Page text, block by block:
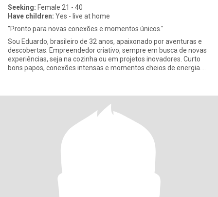
Seeking: Female 21 - 40
Have children: Yes - live at home
"Pronto para novas conexões e momentos únicos."
Sou Eduardo, brasileiro de 32 anos, apaixonado por aventuras e
descobertas. Empreendedor criativo, sempre em busca de novas
experiências, seja na cozinha ou em projetos inovadores. Curto
bons papos, conexões intensas e momentos cheios de energia.